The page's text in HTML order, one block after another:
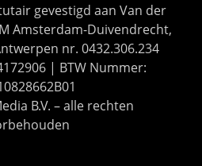
gevestigd aan Van der
Amsterdam-Duivendrecht,
nr. 0432.306.234
| BTW Nummer:
B.V. – alle rechten